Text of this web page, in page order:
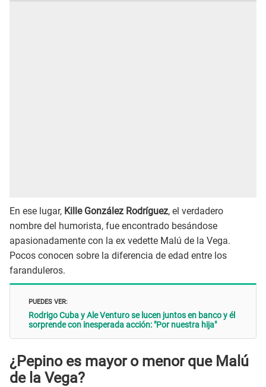
En ese lugar, Kille González Rodríguez, el verdadero
nombre del humorista, fue encontrado besándose
apasionadamente con la ex vedette Malú de la Vega.
Pocos conocen sobre la diferencia de edad entre los
faranduleros.
PUEDES VER:
Rodrigo Cuba y Ale Venturo se lucen juntos en banco y él
sorprende con inesperada acción: "Por nuestra hija"
¿Pepino es mayor o menor que Malú
de la Vega?